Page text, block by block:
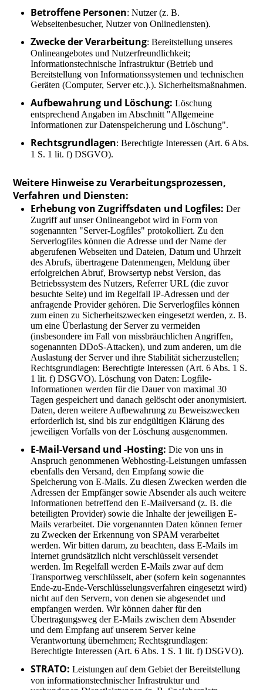
Betroffene Personen: Nutzer (z. B.
Webseitenbesucher, Nutzer von Onlinediensten).
Zwecke der Verarbeitung: Bereitstellung unseres
Onlineangebotes und Nutzerfreundlichkeit;
Informationstechnische Infrastruktur (Betrieb und
Bereitstellung von Informationssystemen und technischen
Geräten (Computer, Server etc.).). Sicherheitsmaßnahmen.
Aufbewahrung und Löschung: Löschung
entsprechend Angaben im Abschnitt "Allgemeine
Informationen zur Datenspeicherung und Löschung".
Rechtsgrundlagen: Berechtigte Interessen (Art. 6 Abs.
1 S. 1 lit. f) DSGVO).
Weitere Hinweise zu Verarbeitungsprozessen,
Verfahren und Diensten:
Erhebung von Zugriffsdaten und Logfiles: Der
Zugriff auf unser Onlineangebot wird in Form von
sogenannten "Server-Logfiles" protokolliert. Zu den
Serverlogfiles können die Adresse und der Name der
abgerufenen Webseiten und Dateien, Datum und Uhrzeit
des Abrufs, übertragene Datenmengen, Meldung über
erfolgreichen Abruf, Browsertyp nebst Version, das
Betriebssystem des Nutzers, Referrer URL (die zuvor
besuchte Seite) und im Regelfall IP-Adressen und der
anfragende Provider gehören. Die Serverlogfiles können
zum einen zu Sicherheitszwecken eingesetzt werden, z. B.
um eine Überlastung der Server zu vermeiden
(insbesondere im Fall von missbräuchlichen Angriffen,
sogenannten DDoS-Attacken), und zum anderen, um die
Auslastung der Server und ihre Stabilität sicherzustellen;
Rechtsgrundlagen: Berechtigte Interessen (Art. 6 Abs. 1 S.
1 lit. f) DSGVO). Löschung von Daten: Logfile-
Informationen werden für die Dauer von maximal 30
Tagen gespeichert und danach gelöscht oder anonymisiert.
Daten, deren weitere Aufbewahrung zu Beweiszwecken
erforderlich ist, sind bis zur endgültigen Klärung des
jeweiligen Vorfalls von der Löschung ausgenommen.
E-Mail-Versand und -Hosting: Die von uns in
Anspruch genommenen Webhosting-Leistungen umfassen
ebenfalls den Versand, den Empfang sowie die
Speicherung von E-Mails. Zu diesen Zwecken werden die
Adressen der Empfänger sowie Absender als auch weitere
Informationen betreffend den E-Mailversand (z. B. die
beteiligten Provider) sowie die Inhalte der jeweiligen E-
Mails verarbeitet. Die vorgenannten Daten können ferner
zu Zwecken der Erkennung von SPAM verarbeitet
werden. Wir bitten darum, zu beachten, dass E-Mails im
Internet grundsätzlich nicht verschlüsselt versendet
werden. Im Regelfall werden E-Mails zwar auf dem
Transportweg verschlüsselt, aber (sofern kein sogenanntes
Ende-zu-Ende-Verschlüsselungsverfahren eingesetzt wird)
nicht auf den Servern, von denen sie abgesendet und
empfangen werden. Wir können daher für den
Übertragungsweg der E-Mails zwischen dem Absender
und dem Empfang auf unserem Server keine
Verantwortung übernehmen; Rechtsgrundlagen:
Berechtigte Interessen (Art. 6 Abs. 1 S. 1 lit. f) DSGVO).
STRATO: Leistungen auf dem Gebiet der Bereitstellung
von informationstechnischer Infrastruktur und